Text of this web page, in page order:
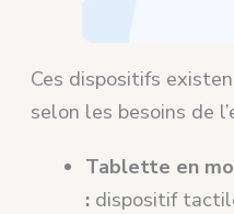
Ces dispositifs
selon les besoins de
Tablette en
: dispositif